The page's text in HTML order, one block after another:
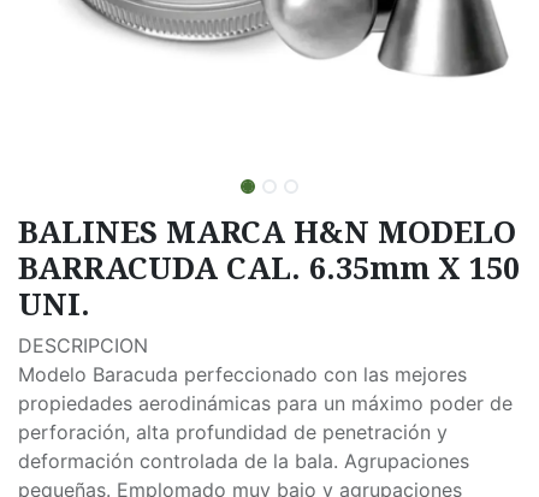
BALINES MARCA H&N MODELO
BARRACUDA CAL. 6.35mm X 150
UNI.
DESCRIPCION
Modelo Baracuda perfeccionado con las mejores
propiedades aerodinámicas para un máximo poder de
perforación, alta profundidad de penetración y
deformación controlada de la bala. Agrupaciones
pequeñas. Emplomado muy bajo y agrupaciones